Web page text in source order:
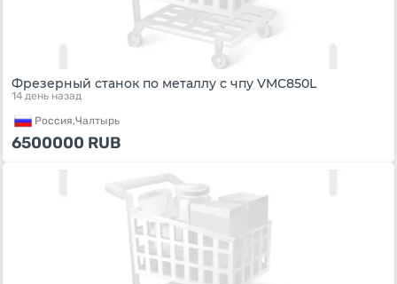
Фрезерный станок по металлу с чпу VMC850L
14 день назад
Россия,Чалтырь
6500000 RUB